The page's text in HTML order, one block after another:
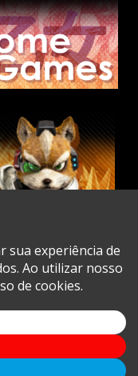
Cookie
Policy